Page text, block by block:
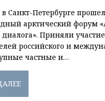
в Санкт-Петербурге
арктический форум
Приняли
российского и
частные и…